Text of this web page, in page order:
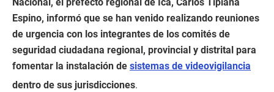
Espino, informó que se han venido realizando reuniones
de urgencia con los integrantes de los comités de
seguridad ciudadana regional, provincial y distrital para
fomentar la instalación de sistemas de videovigilancia
dentro de sus jurisdicciones.